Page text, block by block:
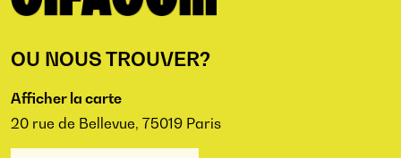
OU NOUS TROUVER?
Afficher la carte
20 rue de Bellevue, 75019 Paris